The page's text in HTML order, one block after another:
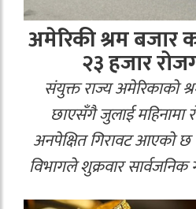
अमेरिकी श्रम बजार
२३ हजार
संयुक्त राज्य अमेरिकाको
छाएसँगै जुलाई महिनामा
अनपेक्षित गिरावट आएको छ
विभागले शुक्रवार सार्वजनिक